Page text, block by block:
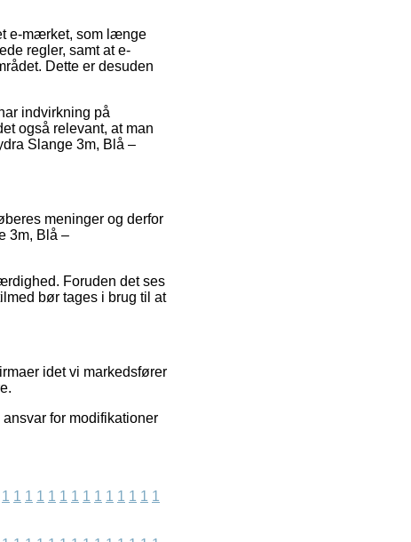
e-mærket, som længe
regler, samt at e-
Dette er desuden
indvirkning på
også relevant, at man
Slange 3m, Blå –
meninger og derfor
3m, Blå –
Foruden det ses
bør tages i brug til at
idet vi markedsfører
for modifikationer
1 1 1 1 1 1 1 1 1 1 1 1 1 1